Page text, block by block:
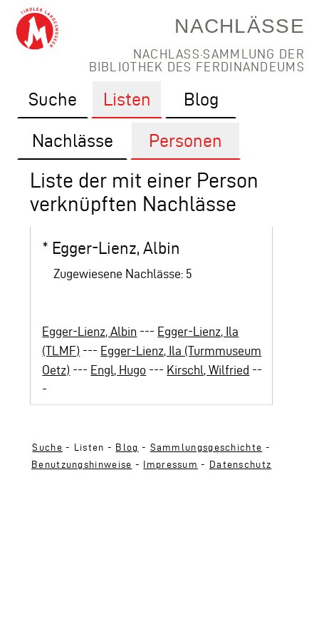
NACHLÄSSE
NACHLASS·SAMMLUNG DER
BIBLIOTHEK DES FERDINANDEUMS
Suche Listen Blog
Nachlässe Personen
Liste der mit einer Person
verknüpften Nachlässe
* Egger-Lienz, Albin
Zugewiesene Nachlässe: 5
Egger-Lienz, Albin --- Egger-Lienz, Ila
(TLMF) --- Egger-Lienz, Ila (Turmmuseum
Oetz) --- Engl, Hugo --- Kirschl, Wilfried --
-
Suche - Listen - Blog - Sammlungsgeschichte -
Benutzungshinweise - Impressum - Datenschutz